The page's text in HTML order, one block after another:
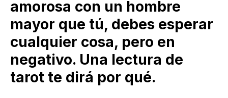
amorosa con un hombre
mayor que tú, debes esperar
cualquier cosa, pero en
negativo. Una lectura de
tarot te dirá por qué.